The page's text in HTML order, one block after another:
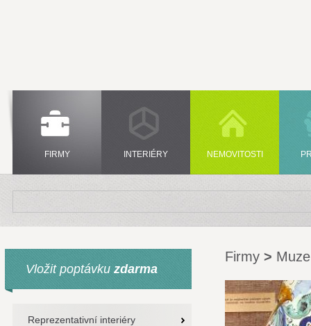
FIRMY INTERIÉRY NEMOVITOSTI
Vložit poptávku zdarma
Reprezentativní interiéry
Firmy >